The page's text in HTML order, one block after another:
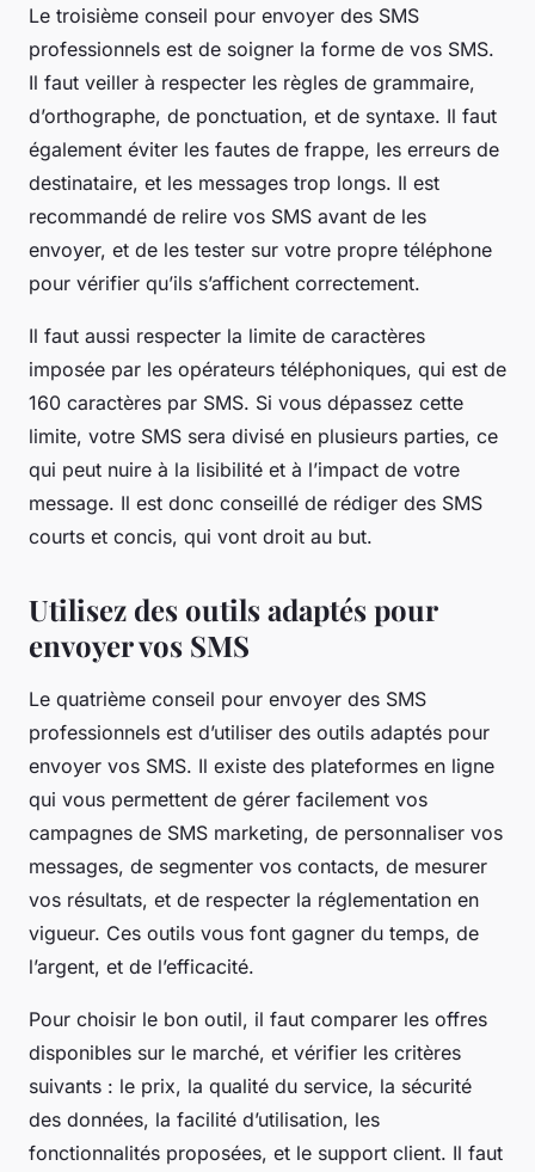
Le troisième conseil pour envoyer des SMS
professionnels est de soigner la forme de vos SMS.
Il faut veiller à respecter les règles de grammaire,
d’orthographe, de ponctuation, et de syntaxe. Il faut
également éviter les fautes de frappe, les erreurs de
destinataire, et les messages trop longs. Il est
recommandé de relire vos SMS avant de les
envoyer, et de les tester sur votre propre téléphone
pour vérifier qu’ils s’affichent correctement.
Il faut aussi respecter la limite de caractères
imposée par les opérateurs téléphoniques, qui est de
160 caractères par SMS. Si vous dépassez cette
limite, votre SMS sera divisé en plusieurs parties, ce
qui peut nuire à la lisibilité et à l’impact de votre
message. Il est donc conseillé de rédiger des SMS
courts et concis, qui vont droit au but.
Utilisez des outils adaptés pour
envoyer vos SMS
Le quatrième conseil pour envoyer des SMS
professionnels est d’utiliser des outils adaptés pour
envoyer vos SMS. Il existe des plateformes en ligne
qui vous permettent de gérer facilement vos
campagnes de SMS marketing, de personnaliser vos
messages, de segmenter vos contacts, de mesurer
vos résultats, et de respecter la réglementation en
vigueur. Ces outils vous font gagner du temps, de
l’argent, et de l’efficacité.
Pour choisir le bon outil, il faut comparer les offres
disponibles sur le marché, et vérifier les critères
suivants : le prix, la qualité du service, la sécurité
des données, la facilité d’utilisation, les
fonctionnalités proposées, et le support client. Il faut